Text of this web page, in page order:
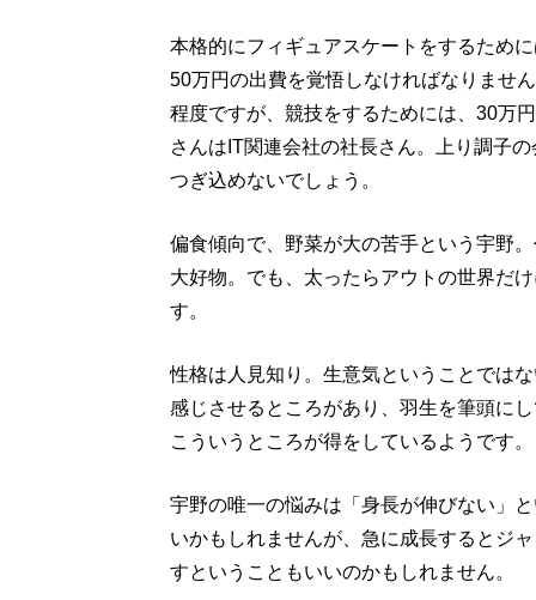
本格的にフィギュアスケートをするため
50万円の出費を覚悟しなければなりませ
程度ですが、競技をするためには、30万
さんはIT関連会社の社長さん。上り調子
つぎ込めないでしょう。
偏食傾向で、野菜が大の苦手という宇野
大好物。でも、太ったらアウトの世界だ
す。
性格は人見知り。生意気ということでは
感じさせるところがあり、羽生を筆頭に
こういうところが得をしているようです。
宇野の唯一の悩みは「身長が伸びない」
いかもしれませんが、急に成長するとジ
すということもいいのかもしれません。